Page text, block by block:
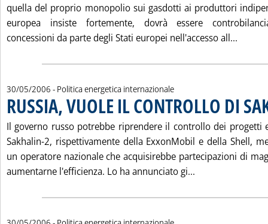
quella del proprio monopolio sui gasdotti ai produttori
europea insiste fortemente, dovrà essere
concessioni da parte degli Stati europei nell'accesso all...
30/05/2006 - Politica energetica internazionale
RUSSIA, VUOLE IL CONTROLLO DI
Il governo russo potrebbe riprendere il controllo dei progetti
Sakhalin-2, rispettivamente della ExxonMobil e della Shell,
un operatore nazionale che acquisirebbe partecipazioni di
aumentarne l'efficienza. Lo ha annunciato gi...